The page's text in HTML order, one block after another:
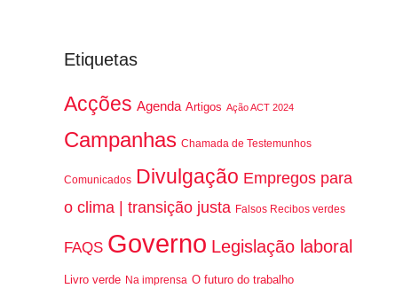
Etiquetas
Acções Agenda Artigos Ação ACT 2024
Campanhas Chamada de Testemunhos
Comunicados Divulgação Empregos para
o clima | transição justa Falsos Recibos verdes
FAQS Governo Legislação laboral
Livro verde Na imprensa O futuro do trabalho